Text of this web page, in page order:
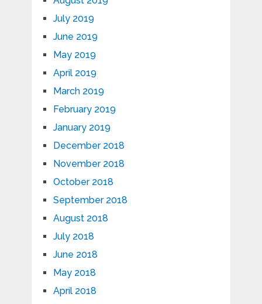
July 2019
June 2019
May 2019
April 2019
March 2019
February 2019
January 2019
December 2018
November 2018
October 2018
September 2018
August 2018
July 2018
June 2018
May 2018
April 2018